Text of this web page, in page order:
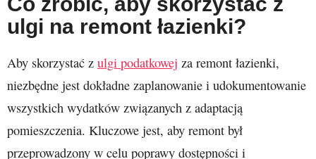
ulgi na remont łazienki?
Aby skorzystać z ulgi podatkowej za remont łazienki,
niezbędne jest dokładne zaplanowanie i udokumentowanie
wszystkich wydatków związanych z adaptacją
pomieszczenia. Kluczowe jest, aby remont był
przeprowadzony w celu poprawy dostępności i